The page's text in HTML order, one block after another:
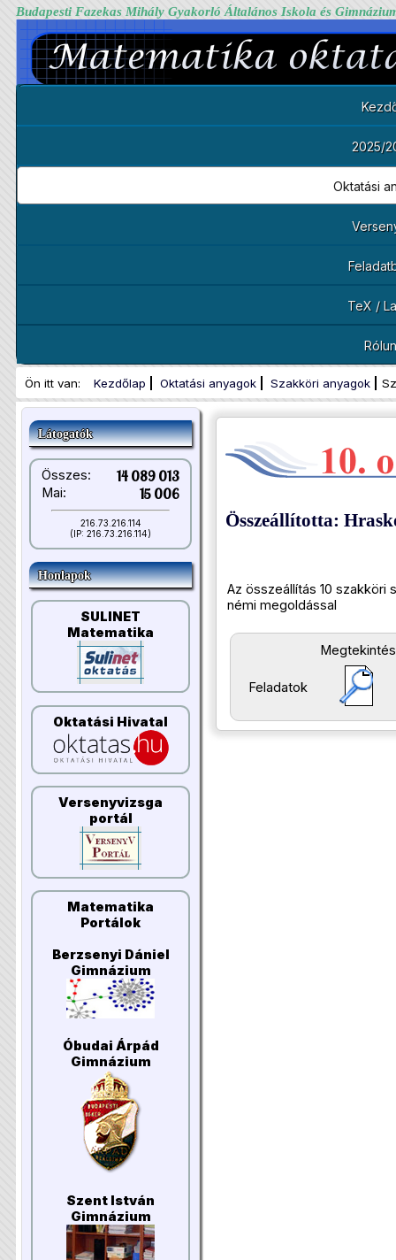
Budapesti Fazekas Mihály Gyakorló Általános Iskola és
2025/
Oktatási
TeX /
Ön itt van: Kezdőlap Oktatási anyagok Szakköri anyagok
Látogatók
Összes: 14 089 013
Mai: 15 006
216.73.216.114
(IP: 216.73.216.114)
Honlapok
SULINET
Matematika
Oktatási Hivatal
Versenyvizsga
portál
Matematika
Portálok
Berzsenyi Dániel
Gimnázium
Óbudai Árpád
Gimnázium
Szent István
Gimnázium
Összeállította:
Az összeállítás 10 szakköri
némi megoldással
Megtekintés
Feladatok